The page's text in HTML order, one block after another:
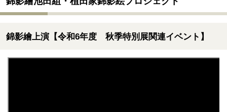
錦影繪上演【令和6年度 秋季特別展関連イベント】